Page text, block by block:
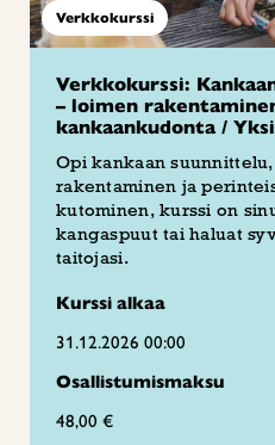
Verkkokurssi
Verkkokurssi:
– loimen
kankaankudonta /
Opi kankaan
rakentaminen ja
kutominen, kurssi on
kangaspuut tai haluat
taitojasi.
Kurssi alkaa
31.12.2026 00:00
Osallistumismaksu
48,00 €